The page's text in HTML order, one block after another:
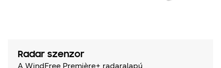
Radar szenzor
A WindFree Première+ radaralapú